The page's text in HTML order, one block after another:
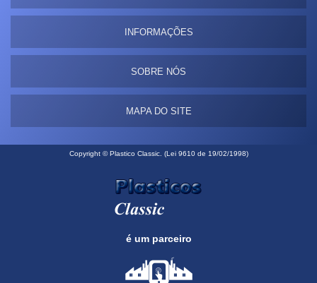
INFORMAÇÕES
SOBRE NÓS
MAPA DO SITE
Copyright © Plastico Classic. (Lei 9610 de 19/02/1998)
é um parceiro